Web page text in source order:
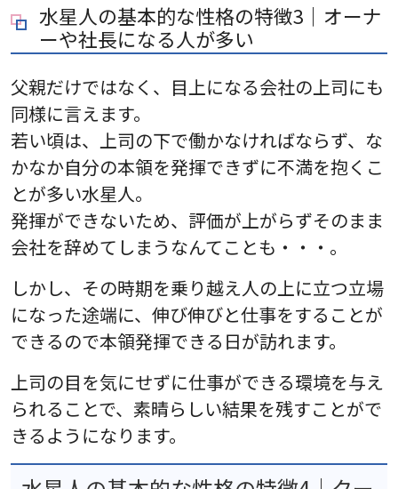
水星人の基本的な性格の特徴3｜オーナ
ーや社長になる人が多い
父親だけではなく、目上になる会社の上司にも
同様に言えます。
若い頃は、上司の下で働かなければならず、な
かなか自分の本領を発揮できずに不満を抱くこ
とが多い水星人。
発揮ができないため、評価が上がらずそのまま
会社を辞めてしまうなんてことも・・・。
しかし、その時期を乗り越え人の上に立つ立場
になった途端に、伸び伸びと仕事をすることが
できるので本領発揮できる日が訪れます。
上司の目を気にせずに仕事ができる環境を与え
られることで、素晴らしい結果を残すことがで
きるようになります。